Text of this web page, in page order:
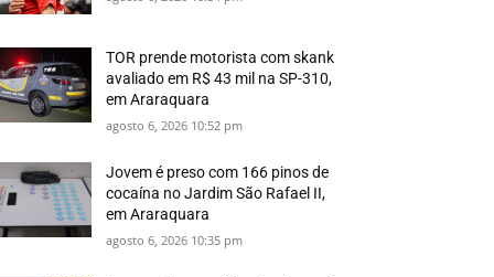
TOR prende motorista com skank
avaliado em R$ 43 mil na SP-310,
em Araraquara
agosto 6, 2026 10:52 pm
Jovem é preso com 166 pinos de
cocaína no Jardim São Rafael II,
em Araraquara
agosto 6, 2026 10:35 pm